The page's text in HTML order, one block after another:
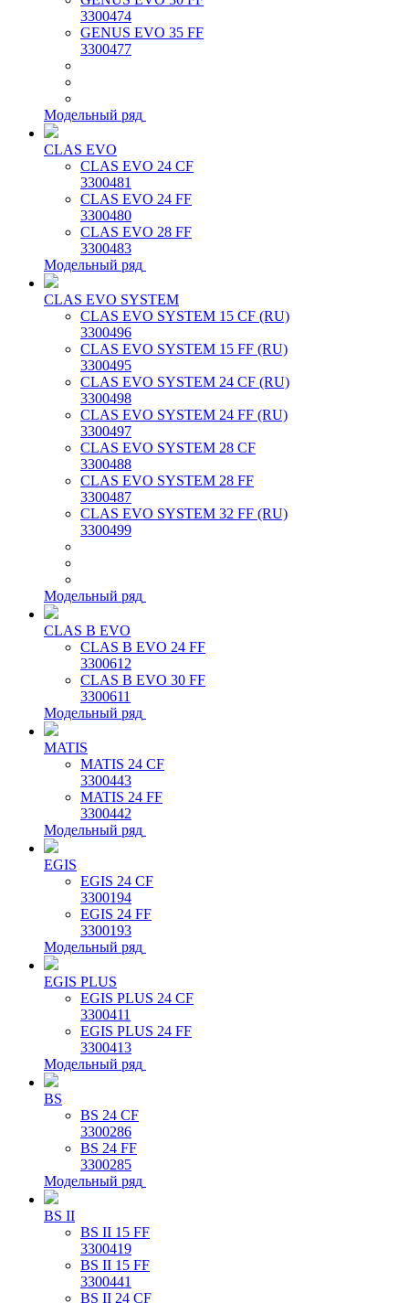
3300474
GENUS EVO 35 FF
3300477
Модельный ряд
CLAS EVO
CLAS EVO 24 CF
3300481
CLAS EVO 24 FF
3300480
CLAS EVO 28 FF
3300483
Модельный ряд
CLAS EVO SYSTEM
CLAS EVO SYSTEM 15 CF (RU)
3300496
CLAS EVO SYSTEM 15 FF (RU)
3300495
CLAS EVO SYSTEM 24 CF (RU)
3300498
CLAS EVO SYSTEM 24 FF (RU)
3300497
CLAS EVO SYSTEM 28 CF
3300488
CLAS EVO SYSTEM 28 FF
3300487
CLAS EVO SYSTEM 32 FF (RU)
3300499
Модельный ряд
CLAS B EVO
CLAS B EVO 24 FF
3300612
CLAS B EVO 30 FF
3300611
Модельный ряд
MATIS
MATIS 24 CF
3300443
MATIS 24 FF
3300442
Модельный ряд
EGIS
EGIS 24 CF
3300194
EGIS 24 FF
3300193
Модельный ряд
EGIS PLUS
EGIS PLUS 24 CF
3300411
EGIS PLUS 24 FF
3300413
Модельный ряд
BS
BS 24 CF
3300286
BS 24 FF
3300285
Модельный ряд
BS II
BS II 15 FF
3300419
BS II 15 FF
3300441
BS II 24 CF